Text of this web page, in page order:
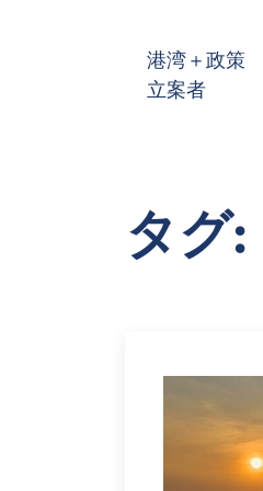
港湾＋政策
立案者
タグ: